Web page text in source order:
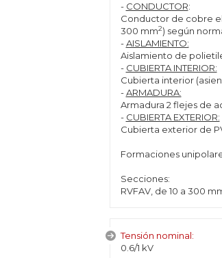
- CONDUCTOR:
Conductor de cobre
300 mm2) según
-AISLAMIENTO:
Aislamiento de
- CUBIERTA INTERIOR:
Cubierta interior
-ARMADURA:
Armadura 2 flejes de
- CUBIERTA EXTERIOR:
Cubierta exterior de
Formaciones
Secciones:
RVFAV, de 10 a 300
Tensión nominal:
0.6/1 kV